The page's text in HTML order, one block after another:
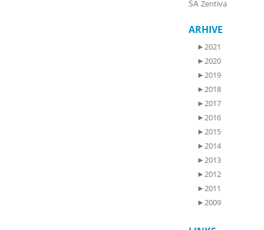
SA Zentiva
ARHIVE
►2021
►2020
►2019
►2018
►2017
►2016
►2015
►2014
►2013
►2012
►2011
►2009